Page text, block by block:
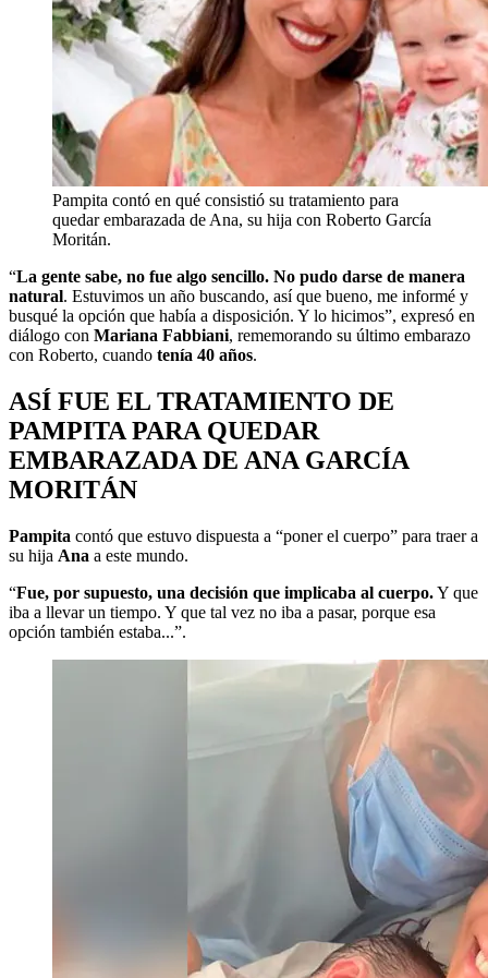
Pampita contó en qué consistió su tratamiento para
quedar embarazada de Ana, su hija con Roberto García
Moritán.
“La gente sabe, no fue algo sencillo. No pudo darse de manera
natural. Estuvimos un año buscando, así que bueno, me informé y
busqué la opción que había a disposición. Y lo hicimos”, expresó en
diálogo con Mariana Fabbiani, rememorando su último embarazo
con Roberto, cuando tenía 40 años.
ASÍ FUE EL TRATAMIENTO DE
PAMPITA PARA QUEDAR
EMBARAZADA DE ANA GARCÍA
MORITÁN
Pampita contó que estuvo dispuesta a “poner el cuerpo” para traer a
su hija Ana a este mundo.
“Fue, por supuesto, una decisión que implicaba al cuerpo.Y que
iba a llevar un tiempo. Y que tal vez no iba a pasar, porque esa
opción también estaba...”.